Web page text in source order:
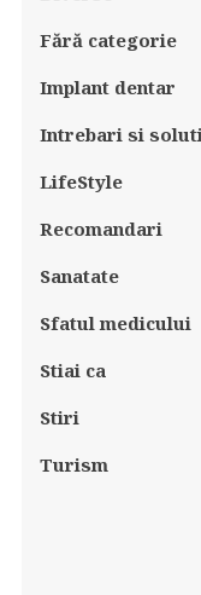
Fără categorie
Implant dentar
Intrebari si
LifeStyle
Recomandari
Sanatate
Sfatul medicului
Stiai ca
Stiri
Turism